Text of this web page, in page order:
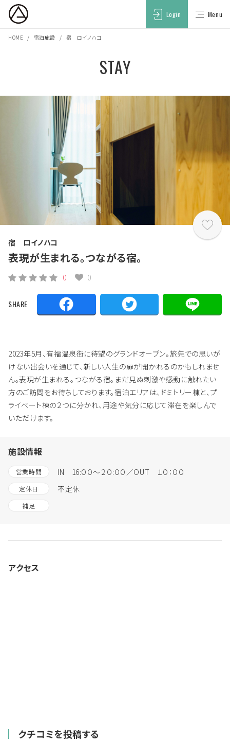
Menu
Login
HOME 宿泊施設 宿 ロイノハコ
STAY
宿 ロイノハコ
表現が生まれる。つながる宿。
0 0
SHARE
2023年5月、有福温泉街に待望のグランドオープン。旅先での思いが
けない出会いを通じて、新しい人生の扉が開かれるのかもしれませ
ん。表現が生まれる。つながる宿。まだ見ぬ刺激や感動に触れたい
方のご訪問をお待ちしております。宿泊エリアは、ドミトリー棟と、プ
ライベート棟の２つに分かれ、用途や気分に応じて滞在を楽しんで
いただけます。
施設情報
営業時間 IN 16:００～２０:００／OUT １０：００
定休日 不定休
補足
アクセス
クチコミを投稿する